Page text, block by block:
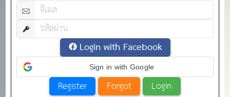
Login with Facebook
Sign in with Google